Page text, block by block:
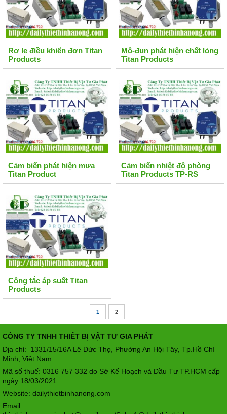
Rơ le điều khiển đơn Titan
Products
Mô-đun phát hiện chất lỏng
Titan Products
Cảm biến phát hiện mưa
Titan Product
Cảm biến nhiệt độ phòng
Titan Products TP-RS
Công tắc áp suất Titan
Products
1 2
CÔNG TY TNHH THIẾT BỊ VẬT TƯ GIA PHÁT
Địa chỉ: 1331/15/16A Lê Đức Thọ, Phường An Hội Tây Tp.Hồ Chí
Minh, Việt Nam
Mã số thuế: 0316 757 332 do Sở Kế Hoạch và Đầu Tư TP.HCM cấp
ngày 18/03/2021.
Website: dailythietbinhanong.com
Email: